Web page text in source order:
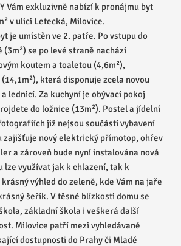
Vám exkluzivně nabízí k pronájmu byt
v ulici Letecká, Milovice.
je umístěn ve 2. patře. Po vstupu do
se po levé straně nachází
koutem a toaletou (4,6m²),
která disponuje zcela novou
lednicí. Za kuchyní je obývací pokoj
do ložnice (13m²). Postel a jídelní
již nejsou součástí vybavení
zajišťuje nový elektrický přímotop, ohřev
a zároveň bude nyní instalována nová
lze využívat jak k chlazení, tak k
výhled do zeleně, kde Vám na jaře
šeřík. V těsné blízkosti domu se
základní škola i veškerá další
Milovice patří mezi vyhledávané
dostupnosti do Prahy či Mladé